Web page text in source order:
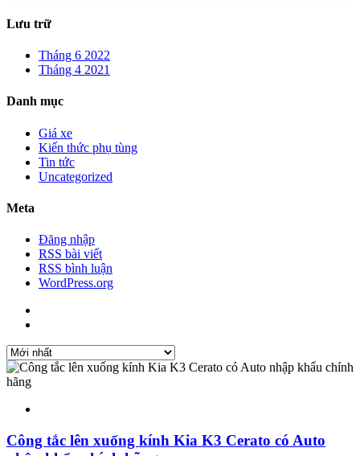
Lưu trữ
Tháng 6 2022
Tháng 4 2021
Danh mục
Giá xe
Kiến thức phụ tùng
Tin tức
Uncategorized
Meta
Đăng nhập
RSS bài viết
RSS bình luận
WordPress.org
Công tắc lên xuống kính Kia K3 Cerato có Auto